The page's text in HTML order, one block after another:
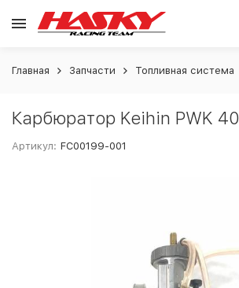
Главная Запчасти Топливная система
Карбюратор Keihin PWK 40
Артикул: FC00199-001